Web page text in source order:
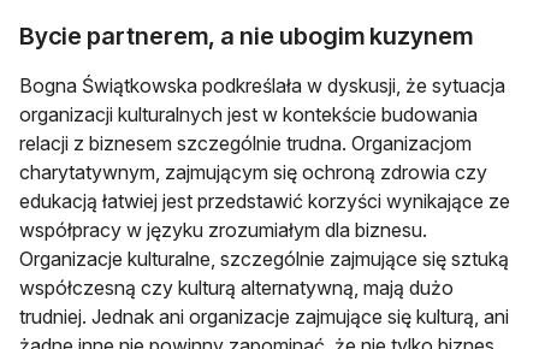
Bycie partnerem, a nie ubogim kuzynem
Bogna Świątkowska podkreślała w dyskusji, że sytuacja
organizacji kulturalnych jest w kontekście budowania
relacji z biznesem szczególnie trudna. Organizacjom
charytatywnym, zajmującym się ochroną zdrowia czy
edukacją łatwiej jest przedstawić korzyści wynikające ze
współpracy w języku zrozumiałym dla biznesu.
Organizacje kulturalne, szczególnie zajmujące się sztuką
współczesną czy kulturą alternatywną, mają dużo
trudniej. Jednak ani organizacje zajmujące się kulturą, ani